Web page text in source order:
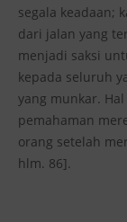
segala keadaan;
dari jalan yang
menjadi saksi
kepada seluruh
yang munkar.
pemahaman
orang setelah
hlm. 86].